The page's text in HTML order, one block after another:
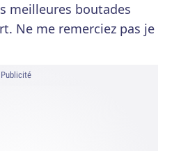
meilleures boutades
Ne me remerciez pas je
Publicité